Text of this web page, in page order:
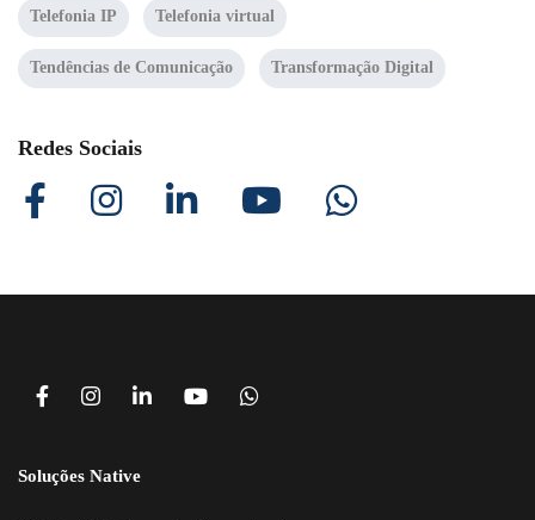
Telefonia IP Telefonia virtual
Tendências de Comunicação Transformação Digital
Redes Sociais
Soluções Native